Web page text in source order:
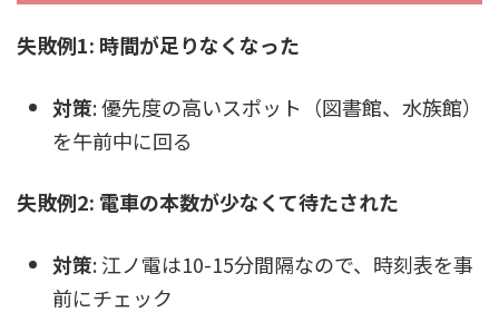
失敗例1: 時間が足りなくなった
対策: 優先度の高いスポット（図書館、水族館）
を午前中に回る
失敗例2: 電車の本数が少なくて待たされた
対策: 江ノ電は10-15分間隔なので、時刻表を事
前にチェック